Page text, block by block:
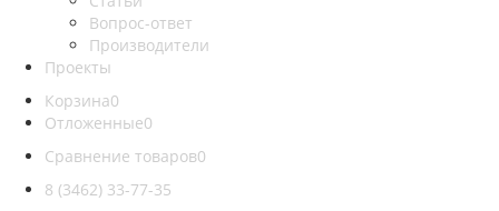
Вопрос-ответ
Производители
Проекты
Корзина0
Отложенные0
Сравнение товаров0
8 (3462) 33-77-35